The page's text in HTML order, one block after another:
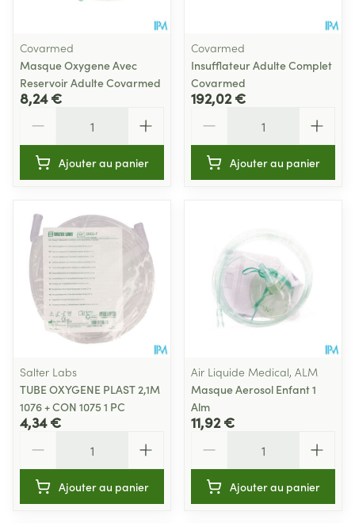
Covarmed
Masque Oxygene Avec
Reservoir Adulte Covarmed
8,24 €
Ajouter au panier
Covarmed
Insufflateur Adulte Complet
Covarmed
192,02 €
Ajouter au panier
Salter Labs
TUBE OXYGENE PLAST 2,1M
1076 + CON 1075 1 PC
4,34 €
Ajouter au panier
Air Liquide Medical, ALM
Masque Aerosol Enfant 1
Alm
11,92 €
Ajouter au panier